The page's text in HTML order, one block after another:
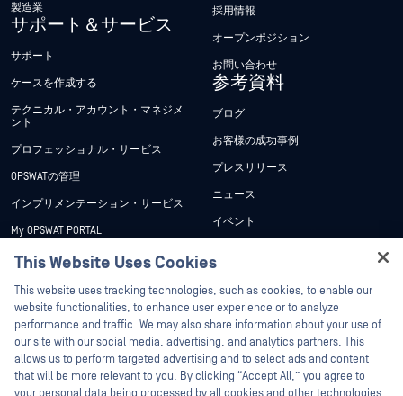
製造業
サポート＆サービス
サポート
ケースを作成する
テクニカル・アカウント・マネジメ
ント
プロフェッショナル・サービス
OPSWATの管理
インプリメンテーション・サービス
My OPSWAT PORTAL
技術文書
トレーニング
脆弱性対策プログラム
パートナー
認証
テクノロジー・パートナー
採用情報
オープンポジション
お問い合わせ
参考資料
ブログ
お客様の成功事例
プレスリリース
ニュース
イベント
ホワイトペーパー
無料ツール
This Website Uses Cookies
This website uses tracking technologies, such as cookies, to enable our
website functionalities, to enhance user experience or to analyze
performance and traffic. We may also share information about your use of
our site with our social media, advertising, and analytics partners. This
allows us to perform targeted advertising and to select ads and content
that will be more relevant to you. By clicking “Accept All,” you agree to
Hey there!
I'm Ozzy, your OPSWAT virtual assistant.
How can I help you secure what's critical
today?